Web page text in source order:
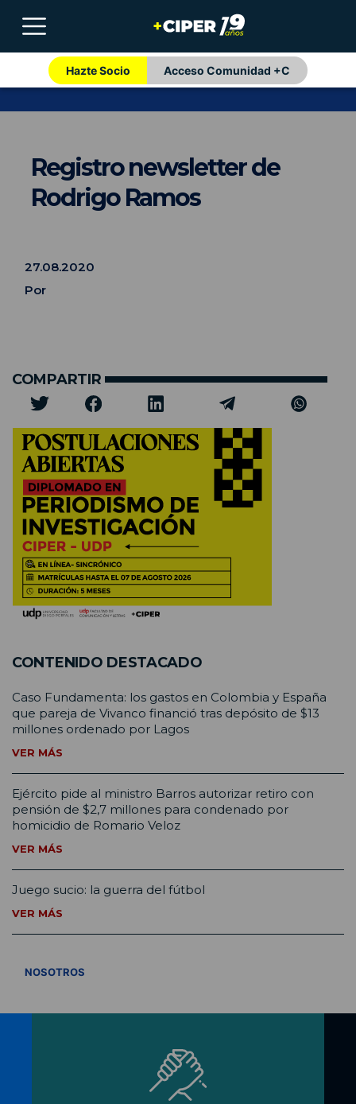
Hazte Socio Acceso Comunidad +C
Registro newsletter de
Rodrigo Ramos
27.08.2020
Por
COMPARTIR
CONTENIDO DESTACADO
Caso Fundamenta: los gastos en Colombia y España
que pareja de Vivanco financió tras depósito de $13
millones ordenado por Lagos
VER MÁS
Ejército pide al ministro Barros autorizar retiro con
pensión de $2,7 millones para condenado por
homicidio de Romario Veloz
VER MÁS
Juego sucio: la guerra del fútbol
VER MÁS
NOSOTROS